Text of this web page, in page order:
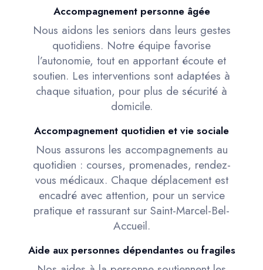
Accompagnement personne âgée
Nous aidons les seniors dans leurs gestes
quotidiens. Notre équipe favorise
l’autonomie, tout en apportant écoute et
soutien. Les interventions sont adaptées à
chaque situation, pour plus de sécurité à
domicile.
Accompagnement quotidien et vie sociale
Nous assurons les accompagnements au
quotidien : courses, promenades, rendez-
vous médicaux. Chaque déplacement est
encadré avec attention, pour un service
pratique et rassurant sur Saint-Marcel-Bel-
Accueil.
Aide aux personnes dépendantes ou fragiles